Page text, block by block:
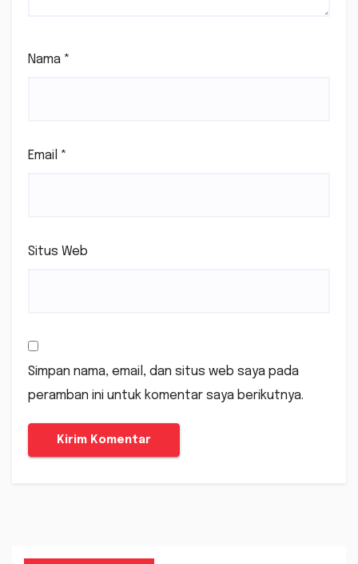
Nama *
Email *
Situs Web
Simpan nama, email, dan situs web saya pada
peramban ini untuk komentar saya berikutnya.